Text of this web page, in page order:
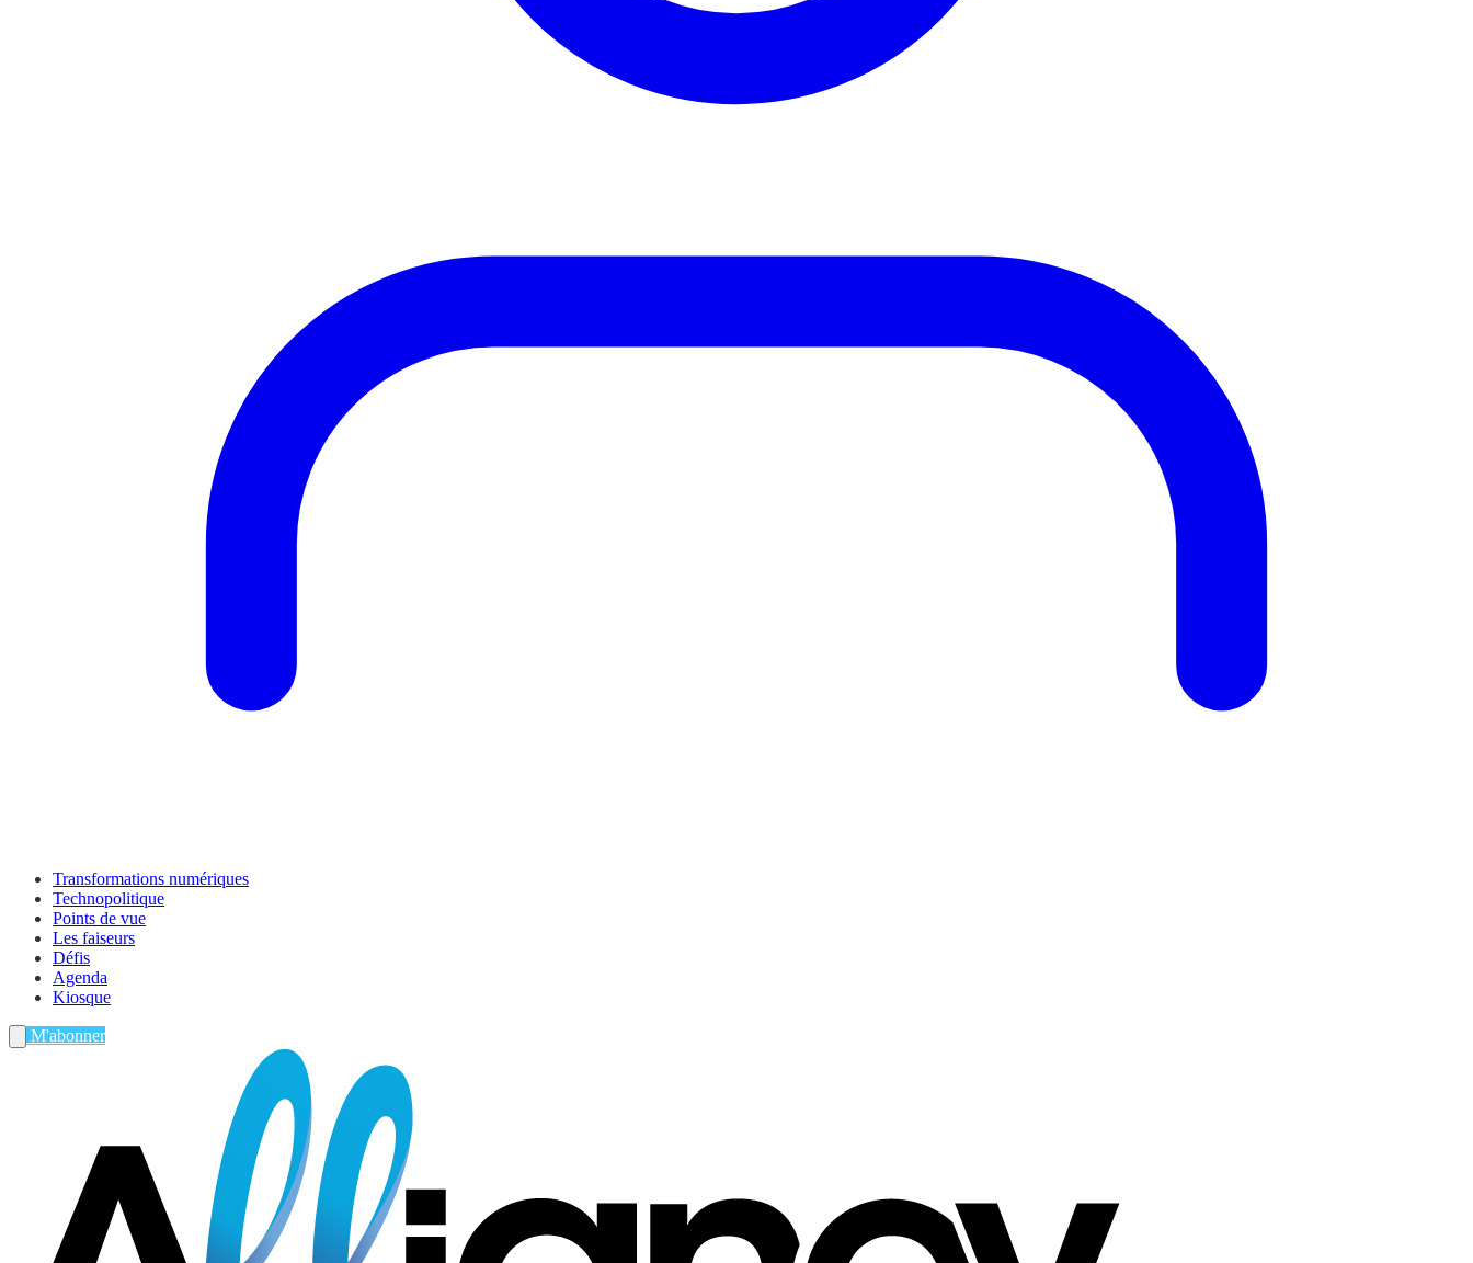
Transformations numériques
Technopolitique
Points de vue
Les faiseurs
Défis
Agenda
Kiosque
M'abonner